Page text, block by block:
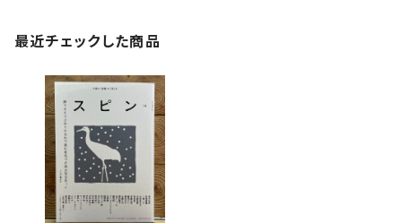
最近チェックした商品